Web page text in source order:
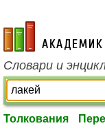
academic.ru
Словари и
Толкования